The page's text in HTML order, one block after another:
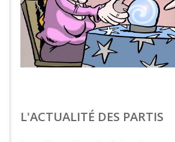
L'ACTUALITÉ DES PARTIS